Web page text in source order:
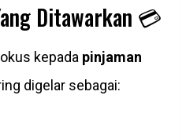
Ditawarkan 💳
kepada pinjaman
digelar sebagai: